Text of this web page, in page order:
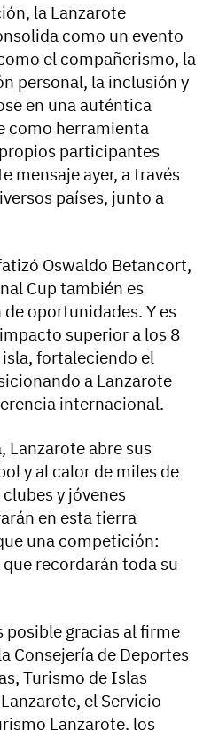
la Lanzarote
como un evento
el compañerismo, la
personal, la inclusión y
en una auténtica
como herramienta
participantes
mensaje ayer, a través
países, junto a
Oswaldo Betancort,
Cup también es
oportunidades. Y es
superior a los 8
fortaleciendo el
a Lanzarote
internacional.
Lanzarote abre sus
y al calor de miles de
y jóvenes
en esta tierra
una competición:
recordarán toda su
gracias al firme
Consejería de Deportes
Turismo de Islas
el Servicio
Lanzarote, los